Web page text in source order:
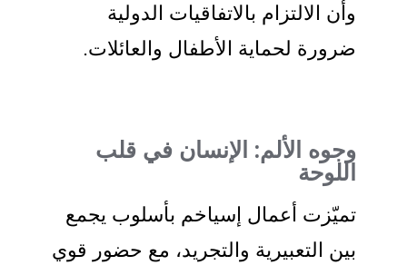
وأن الالتزام بالاتفاقيات الدولية
ضرورة لحماية الأطفال والعائلات.
وجوه الألم: الإنسان في قلب
اللوحة
تميّزت أعمال إسياخم بأسلوب يجمع
بين التعبيرية والتجريد، مع حضور قوي